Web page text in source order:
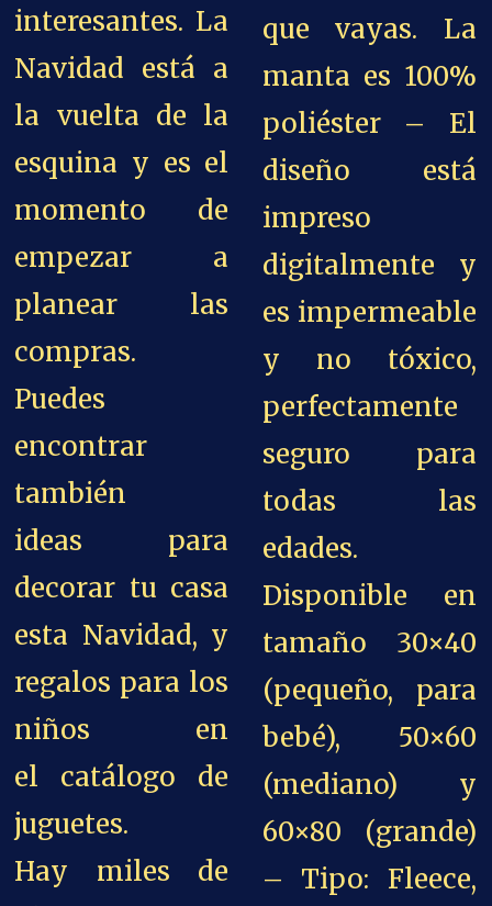
interesantes. La
Navidad está a
la vuelta de la
esquina y es el
momento de
empezar a
planear las
compras.
Puedes
encontrar
también
ideas para
decorar tu casa
esta Navidad, y
regalos para los
niños en
el catálogo de
juguetes.
Hay miles de
que vayas. La
manta es 100%
poliéster – El
diseño está
impreso
digitalmente y
es impermeable
y no tóxico,
perfectamente
seguro para
todas las
edades.
Disponible en
tamaño 30×40
(pequeño, para
bebé), 50×60
(mediano) y
60×80 (grande)
– Tipo: Fleece,